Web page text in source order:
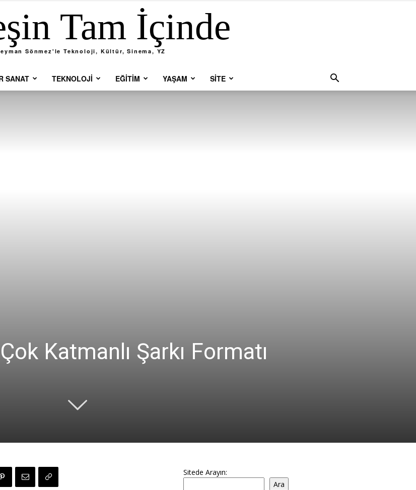
Tam İçinde
Sönmez'le Teknoloji, Kültür, Sinema, YZ
SANAT TEKNOLOJI EĞITIM YAŞAM SİTE
Katmanlı Şarkı Formatı
Sitede Arayın:
Ara